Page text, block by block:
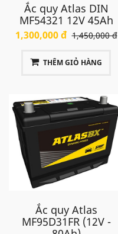
Ắc quy Atlas DIN
MF54321 12V 45Ah
1,300,000 đ 1,450,000 đ
THÊM GIỎ HÀNG
Ắc quy Atlas
MF95D31FR (12V -